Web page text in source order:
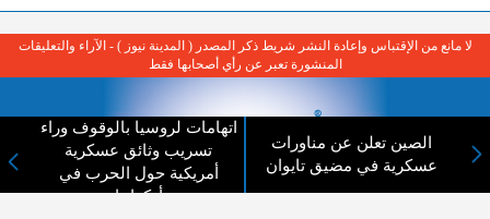
الصين تعلن عن مناورات
عسكرية في مضيق تايوان
اتهامات لروسيا بالوقوف وراء
تسريب وثائق عسكرية
أمريكية حول الحرب في
أوكرانيا
لا مانع من الإقتباس وإعادة النشر شريط ذكر المصدر ( المدينة نيوز ) - الآراء والتعليقات
المنشورة تعبر عن رأي أصحابها فقط